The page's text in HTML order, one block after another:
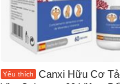
Yêu thích
Canxi Hữu Cơ